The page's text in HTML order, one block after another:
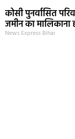
कोसी पुनर्वासित
जमीन का
News Express Bihar